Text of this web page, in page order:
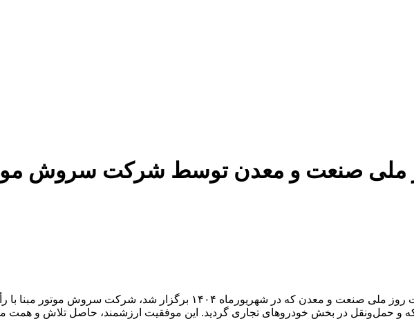
ملی صنعت و معدن توسط شرکت سروش
به گزارش مثبت خودرو، در مراسم بزرگداشت روز ملی صنعت و معدن که در
و حمل‌ونقل در بخش خودروهای تجاری گردید. این موفقیت ارزشمند، حاصل تلاش و همت